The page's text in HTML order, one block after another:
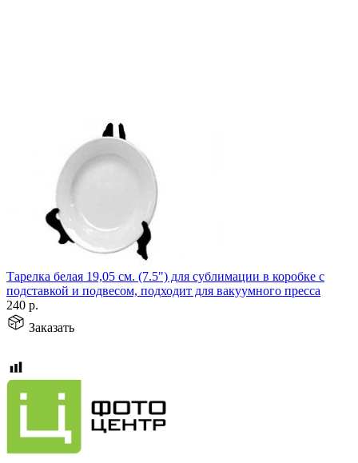
Тарелка белая 19,05 см. (7.5") для сублимации в коробке с
подставкой и подвесом, подходит для вакуумного пресса
240 р.
Заказать